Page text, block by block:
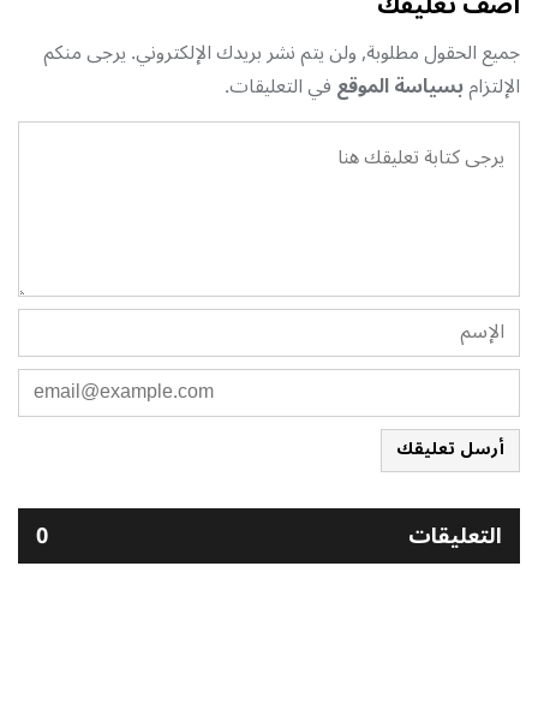
جميع الحقول مطلوبة, ولن يتم نشر بريدك الإلكتروني. يرجى منكم
الإلتزامبسياسة الموقعفي التعليقات.
أرسل تعليقك
التعليقات 0